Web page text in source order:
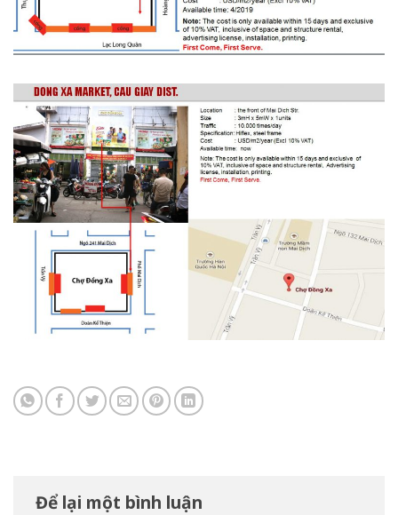
Để lại một bình luận